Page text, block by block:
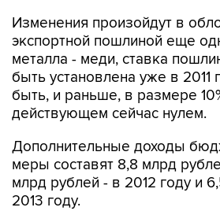
Изменения произойдут в
экспортной пошлиной еще
металла - меди, ставка
быть установлена уже в 2011
быть, и раньше, в размере
действующем сейчас нулем.
Дополнительные доходы
меры составят 8,8 млрд
млрд рублей - в 2012 году и
2013 году.